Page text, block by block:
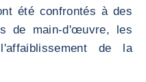
été confrontés à des
de main-d'œuvre, les
de la